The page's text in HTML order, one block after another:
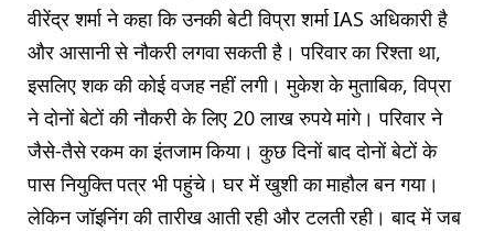
वीरेंद्र शर्मा ने कहा कि उनकी बेटी विप्रा शर्मा IAS अधिकारी है
और आसानी से नौकरी लगवा सकती है। परिवार का रिश्ता था,
इसलिए शक की कोई वजह नहीं लगी। मुकेश के मुताबिक, विप्रा
ने दोनों बेटों की नौकरी के लिए 20 लाख रुपये मांगे। परिवार ने
जैसे-तैसे रकम का इंतजाम किया। कुछ दिनों बाद दोनों बेटों के
पास नियुक्ति पत्र भी पहुंचे। घर में खुशी का माहौल बन गया।
लेकिन जॉइनिंग की तारीख आती रही और टलती रही। बाद में जब